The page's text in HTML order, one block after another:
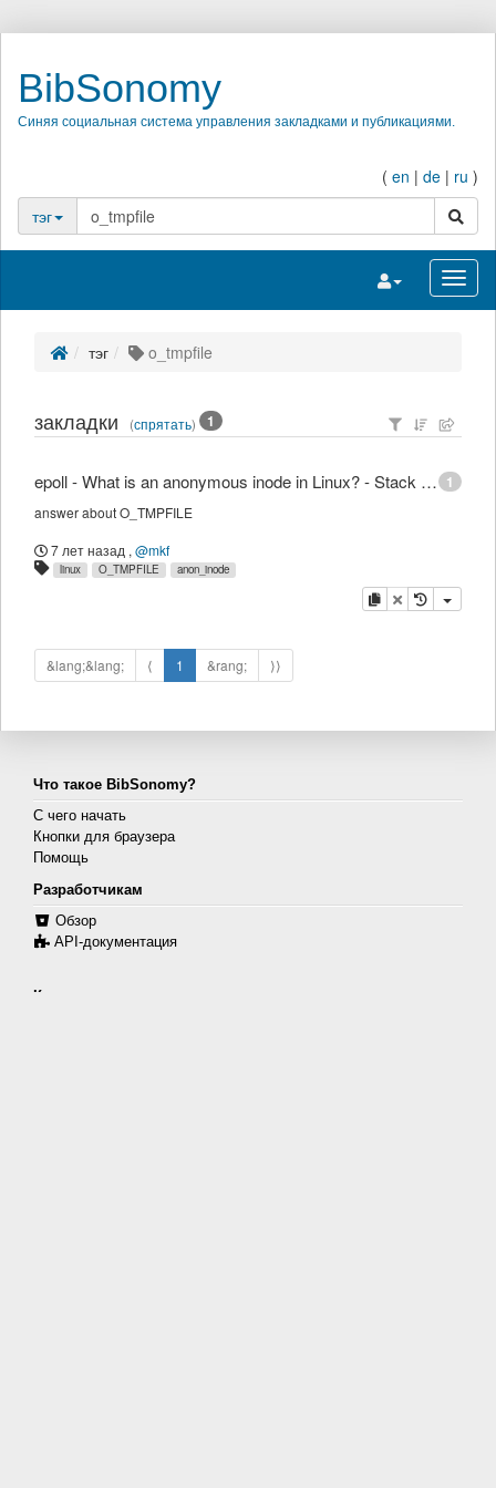
BibSonomy
Синяя социальная система управления закладками и публикациями.
( en | de | ru )
тэг
поиск
Переключить
тэг o_tmpfile
закладки (спрятать) 1
1
epoll - What is an anonymous inode in Linux? - Stack Overflow
answer about O_TMPFILE
7 лет назад , @mkf
linux O_TMPFILE anon_inode
копировать
удалить
&lang;&lang; ⟨ 1 &rang; ⟩⟩
Что такое BibSonomy?
С чего начать
Кнопки для браузера
Помощь
Разработчикам
Обзор
API-документация
Контакт и защита личных данных